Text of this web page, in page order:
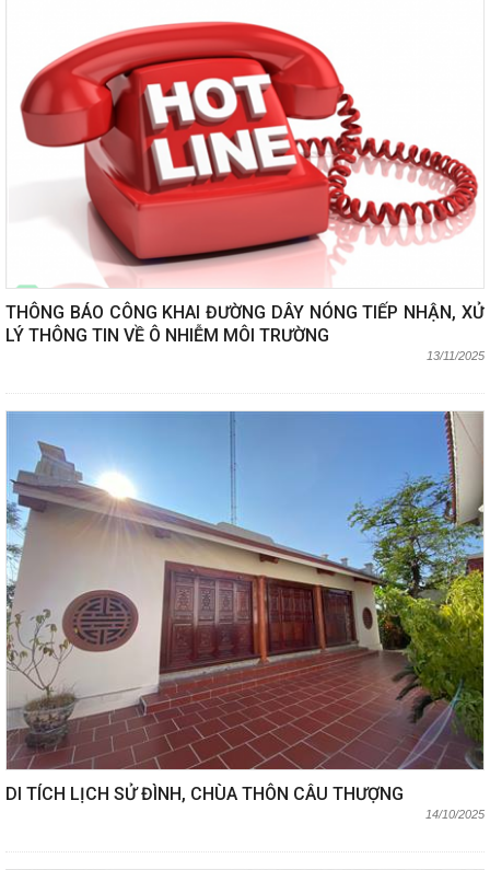
THÔNG BÁO CÔNG KHAI ĐƯỜNG DÂY NÓNG TIẾP NHẬN, XỬ
LÝ THÔNG TIN VỀ Ô NHIỄM MÔI TRƯỜNG
13/11/2025
DI TÍCH LỊCH SỬ ĐÌNH, CHÙA THÔN CÂU THƯỢNG
14/10/2025